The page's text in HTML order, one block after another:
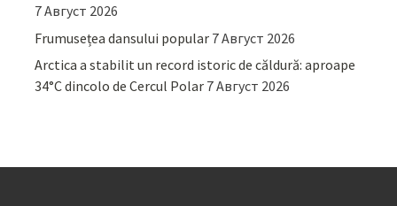
7 Август 2026
Frumusețea dansului popular 7 Август 2026
Arctica a stabilit un record istoric de căldură: aproape
34°C dincolo de Cercul Polar 7 Август 2026